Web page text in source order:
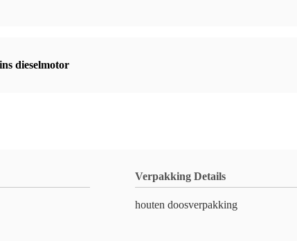
dieselmotor
Verpakking Details
houten doosverpakking